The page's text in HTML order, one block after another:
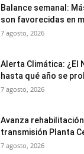
Balance semanal:
son favorecidas en
7 agosto, 2026
Alerta Climática: ¿El
hasta qué año se
7 agosto, 2026
Avanza
transmisión Planta
7 agosto, 2026